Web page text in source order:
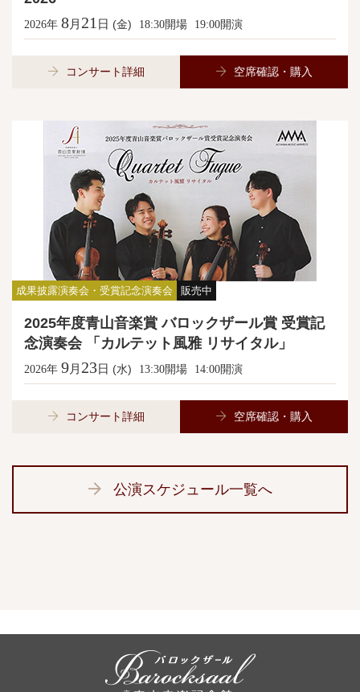
2026年 8月 21 日 (金) 18:30開場 19:00開演
コンサート詳細 空席確認・購入
成果披露演奏会・受賞記念演奏会 販売中
2025年度青山音楽賞 バロックザール賞 受賞記
念演奏会 「カルテット風雅 リサイタル」
2026年 9月 23日 (水) 13:30開場 14:00開演
コンサート詳細 空席確認・購入
公演スケジュール一覧へ